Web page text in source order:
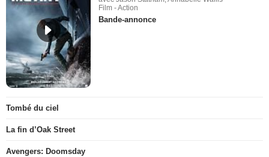
Film - Action
Bande-annonce
Tombé du ciel
La fin d’Oak Street
Avengers: Doomsday